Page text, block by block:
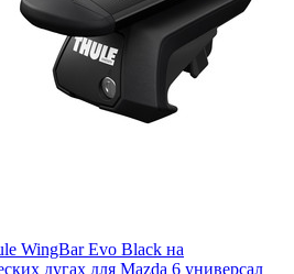
WingBar Evo Black на
дугах для Mazda 6 универсал